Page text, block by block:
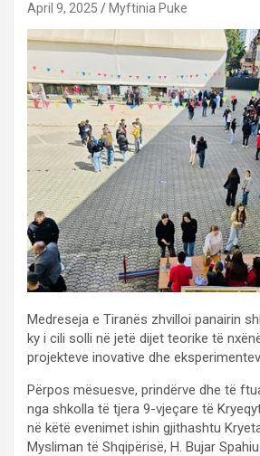
April 9, 2025 Myftinia Puke
Medreseja e Tiranës zhvilloi panairin
ky i cili solli në jetë dijet teorike të
projekteve inovative dhe
Përpos mësuesve, prindërve dhe të
nga shkolla të tjera 9-vjeçare të
në këtë evenimet ishin gjithashtu
Mysliman të Shqipërisë, H. Bujar